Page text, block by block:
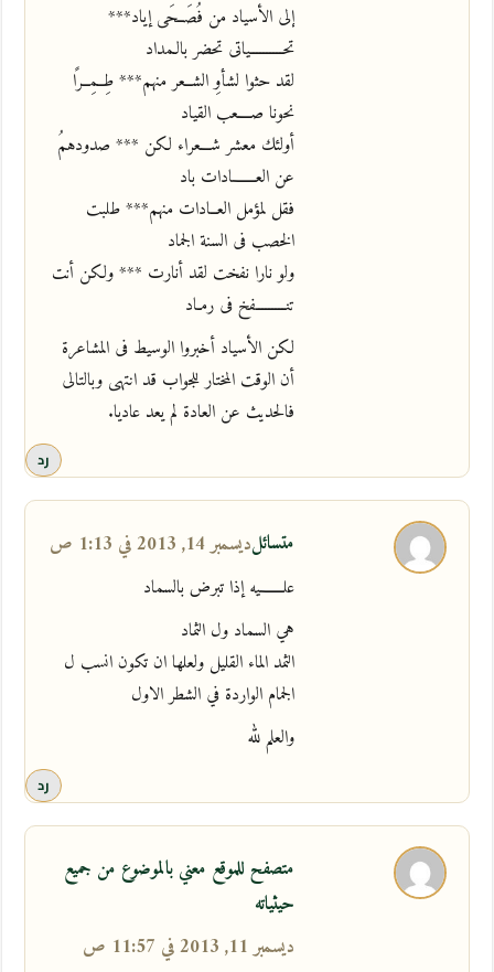
إلى الأسياد من فُصَــحَى إياد***
تحــــــــــياتى تحضر بالـمداد
لقد حثوا لشأوِ الشــعر منهم*** طِــمِــرًا
نحونا صــــعب القياد
أولئك معشر شـــعراء لكن *** صدودهمُ
عن العـــــــادات باد
فقل لمؤمل العــادات منهم*** طلبت
الخصب فى السنة الجماد
ولو نارا نفخت لقد أنارت *** ولكن أنت
تنـــــــــفخ فى رمـاد
لكن الأسياد أخبروا الوسيط فى المشاعرة
أن الوقت المختار للجواب قد انتهى وبالتالى
فالحديث عن العادة لم يعد عاديا.
رد
متسائلديسمبر 14, 2013 في 1:13 ص
علـــــــيه إذا تبرض بالسماد
هي السماد ول الثماد
الثمد الماء القليل ولعلها ان تكون انسب ل
الجمام الواردة في الشطر الاول
والعلم لله
رد
متصفح للموقع معني بالموضوع من جميع
حيثياته
ديسمبر 11, 2013 في 11:57 ص